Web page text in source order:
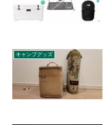
キャンプグッズ